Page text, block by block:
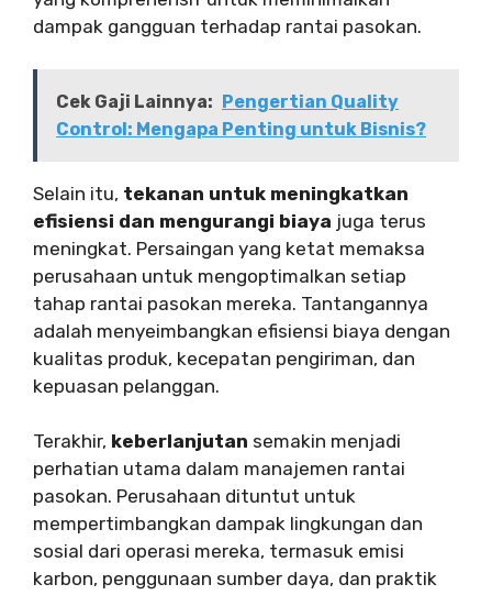
dampak gangguan terhadap rantai pasokan.
Cek Gaji Lainnya: Pengertian Quality
Control: Mengapa Penting untuk Bisnis?
Selain itu, tekanan untuk meningkatkan
efisiensi dan mengurangi biaya juga terus
meningkat. Persaingan yang ketat memaksa
perusahaan untuk mengoptimalkan setiap
tahap rantai pasokan mereka. Tantangannya
adalah menyeimbangkan efisiensi biaya dengan
kualitas produk, kecepatan pengiriman, dan
kepuasan pelanggan.
Terakhir, keberlanjutan semakin menjadi
perhatian utama dalam manajemen rantai
pasokan. Perusahaan dituntut untuk
mempertimbangkan dampak lingkungan dan
sosial dari operasi mereka, termasuk emisi
karbon, penggunaan sumber daya, dan praktik